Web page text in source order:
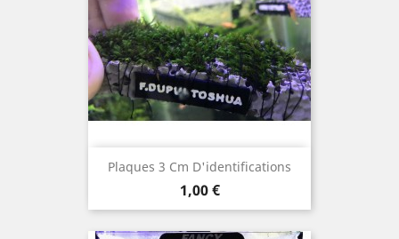
Plaques 3 Cm D'identifications
Prix
1,00 €